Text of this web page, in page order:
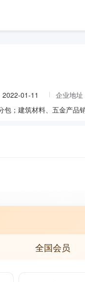
2022-01-11 企业地址
全国会员